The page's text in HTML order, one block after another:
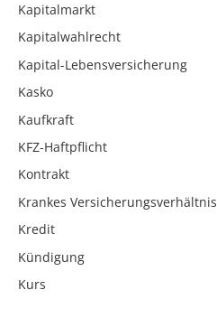
Kapitalmarkt
Kapitalwahlrecht
Kapital-Lebensversicherung
Kasko
Kaufkraft
KFZ-Haftpflicht
Kontrakt
Krankes Versicherungsverhältnis
Kredit
Kündigung
Kurs